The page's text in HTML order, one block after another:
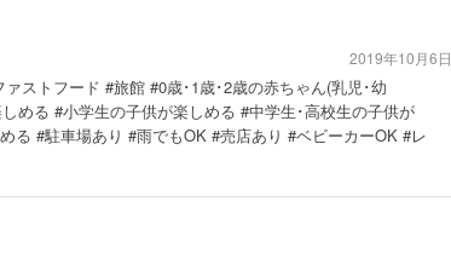
ストフード #旅館 #0歳･1歳･2歳の赤ちゃん(乳児･幼
める #小学生の子供が楽しめる #中学生･高校生の子供が
る #駐車場あり #雨でもOK #売店あり #ベビーカーOK #レ
2019年10月6日